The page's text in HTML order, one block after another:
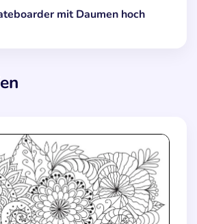
mit Daumen hoch